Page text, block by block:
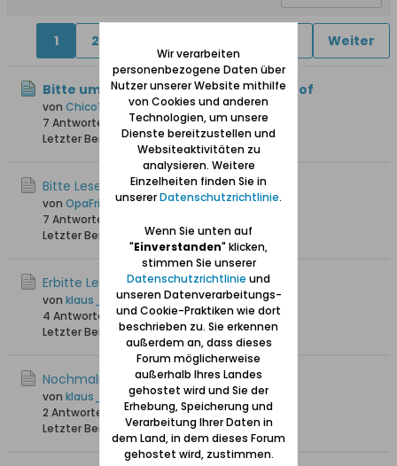
1 2 Weiter
Bitte um Lesehilfe - Grußkarte Stutthof
von Chico123
7 Antworten
99 Hits0 Likes
Letzter Beitrag27.07.2026, 08:05
Bitte Lesehilfe…
von OpaFritz
7 Antworten
Letzter Beitrag
30.04.2026, 18:04
Erbitte Lesehilfe
von klaus_skibowski
4 Antworten
1.429 Hits0 Likes
Letzter Beitrag10.12.2025, 06:38
Nochmalige Lesehilfe
von klaus_skibowski
2 Antworten
2.586 Hits0 Likes
Letzter Beitrag
17.08.2025, 21:12
Wir verarbeiten
personenbezogene Daten über
Nutzer unserer Website mithilfe
von Cookies und anderen
Technologien, um unsere
Dienste bereitzustellen und
Websiteaktivitäten zu
analysieren. Weitere
Einzelheiten finden Sie in
unsererDatenschutzrichtlinie.
Wenn Sie unten auf
"Einverstanden" klicken,
stimmen Sie unserer
Datenschutzrichtlinie und
unseren Datenverarbeitungs-
und Cookie-Praktiken wie dort
beschrieben zu. Sie erkennen
außerdem an, dass dieses
Forum möglicherweise
außerhalb Ihres Landes
gehostet wird und Sie der
Erhebung, Speicherung und
Verarbeitung Ihrer Daten in
dem Land, in dem dieses Forum
gehostet wird, zustimmen.